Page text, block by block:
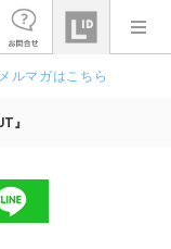
ルマガはこちら
』